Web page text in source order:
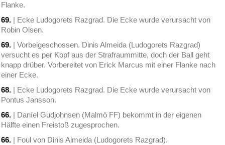
Flanke.
69. | Ecke Ludogorets Razgrad. Die Ecke wurde verursacht von
Robin Olsen.
69. | Vorbeigeschossen. Dinis Almeida (Ludogorets Razgrad)
versucht es per Kopf aus der Strafraummitte, doch der Ball geht
knapp drüber. Vorbereitet von Erick Marcus mit einer Flanke nach
einer Ecke.
68. | Ecke Ludogorets Razgrad. Die Ecke wurde verursacht von
Pontus Jansson.
66. | Daníel Gudjohnsen (Malmö FF) bekommt in der eigenen
Hälfte einen Freistoß zugesprochen.
66. | Foul von Dinis Almeida (Ludogorets Razgrad).